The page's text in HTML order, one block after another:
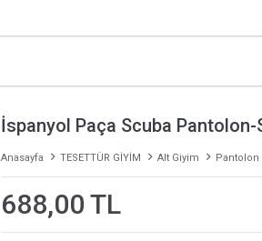
İspanyol Paça Scuba Pantolon-
Anasayfa TESETTÜR GİYİM Alt Giyim Pantolon
688,00 TL